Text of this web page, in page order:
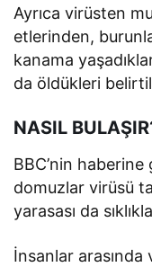
Ayrıca virüsten
etlerinden,
kanama
da öldükleri
NASIL
BBC’nin
domuzlar virüsü
yarasası da
İnsanlar arasında